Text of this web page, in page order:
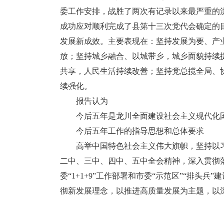
委工作安排，战胜了两次有记录以来最严重
成功应对顺利完成了县第十三次党代会确定
发展新成效。主要表现在：坚持发展为要、
放；坚持城乡融合、以城带乡，城乡面貌持
共享，人民生活持续改善；坚持党总揽全局
续强化。
报告认为
今后五年是龙川全面建设社会主义现代化
今后五年工作的指导思想和总体要求
高举中国特色社会主义伟大旗帜，坚持以
二中、三中、四中、五中全会精神，深入贯
委“1+1+9”工作部署和市委“示范区”“排头兵”
彻新发展理念，以推进高质量发展为主题，